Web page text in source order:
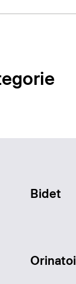
Bidet
Orinatoi